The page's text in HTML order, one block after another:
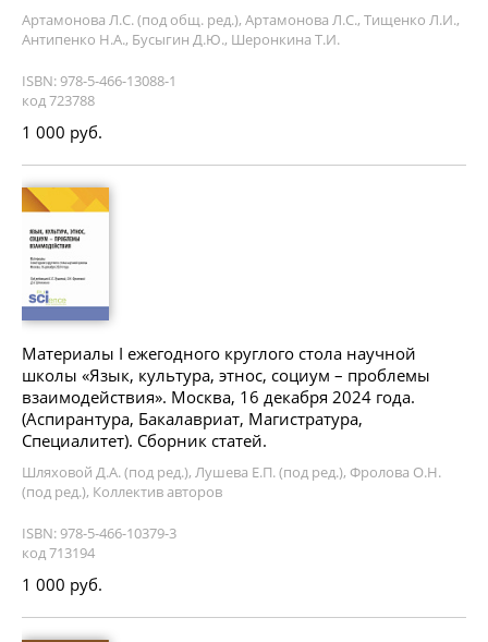
Артамонова Л.С. (под общ. ред.), Артамонова Л.С., Тищенко Л.И.,
Антипенко Н.А., Бусыгин Д.Ю., Шеронкина Т.И.
ISBN: 978-5-466-13088-1
код 723788
1 000 руб.
Материалы I ежегодного круглого стола научной
школы «Язык, культура, этнос, социум – проблемы
взаимодействия». Москва, 16 декабря 2024 года.
(Аспирантура, Бакалавриат, Магистратура,
Специалитет). Сборник статей.
Шляховой Д.А. (под ред.), Лушева Е.П. (под ред.), Фролова О.Н.
(под ред.), Коллектив авторов
ISBN: 978-5-466-10379-3
код 713194
1 000 руб.